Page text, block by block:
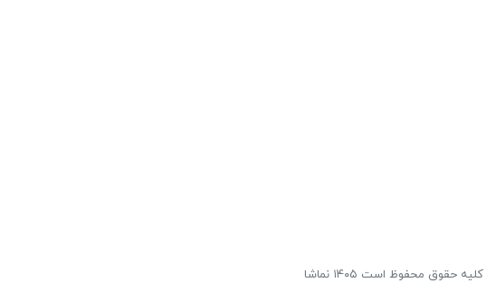
کلیه حقوق محفوظ است ۱۴۰۵ نماشا